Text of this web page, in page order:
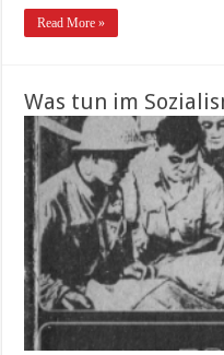
Read More »
Was tun im